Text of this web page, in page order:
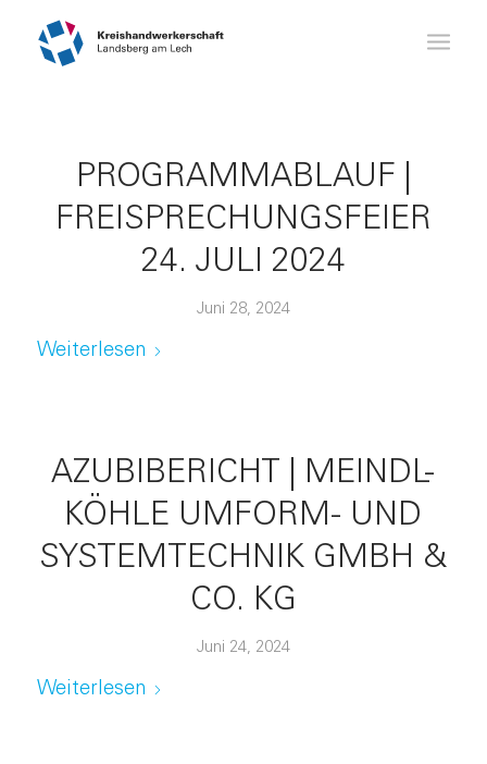
PROGRAMMABLAUF |
FREISPRECHUNGSFEIER
24. JULI 2024
Juni 28, 2024
Weiterlesen
AZUBIBERICHT | MEINDL-
KÖHLE UMFORM- UND
SYSTEMTECHNIK GMBH &
CO. KG
Juni 24, 2024
Weiterlesen